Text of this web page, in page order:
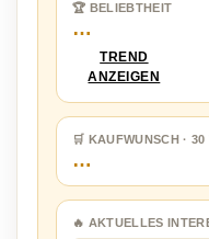
🏆 BELIEBTHEIT
…
TREND
ANZEIGEN
🛒 KAUFWUNSCH · 30
…
🔥 AKTUELLES